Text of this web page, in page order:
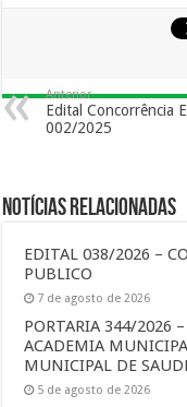
Anterior
Edital Concorrência
002/2025
Notícias Relacionadas
EDITAL 038/2026 –
PUBLICO
7 de agosto de 2026
PORTARIA 344/2026
ACADEMIA
MUNICIPAL DE
5 de agosto de 2026